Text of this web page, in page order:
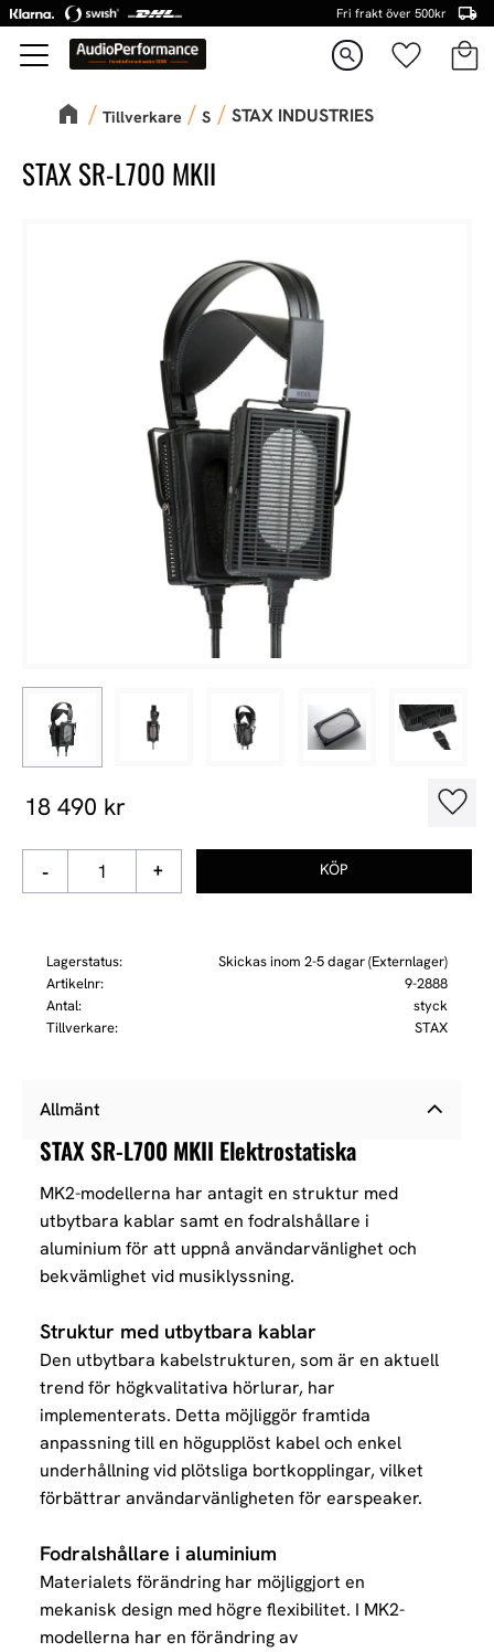
Meny
Fri frakt över 500kr
search Favoriter
Tillverkare S STAX INDUSTRIES
STAX SR-L700 MKII
18 490 kr
+
-
Lagerstatus
Skickas inom 2-5 dagar (Externlager)
Artikelnr
9-2888
Antal
styck
Tillverkare
STAX
Allmänt
STAX SR-L700 MKII Elektrostatiska
MK2-modellerna har antagit en struktur med
utbytbara kablar samt en fodralshållare i
aluminium för att uppnå användarvänlighet och
bekvämlighet vid musiklyssning.
Struktur med utbytbara kablar
Den utbytbara kabelstrukturen, som är en aktuell
trend för högkvalitativa hörlurar, har
implementerats. Detta möjliggör framtida
anpassning till en högupplöst kabel och enkel
underhållning vid plötsliga bortkopplingar, vilket
förbättrar användarvänligheten för earspeaker.
Fodralshållare i aluminium
Materialets förändring har möjliggjort en
mekanisk design med högre flexibilitet. I MK2-
modellerna har en förändring av